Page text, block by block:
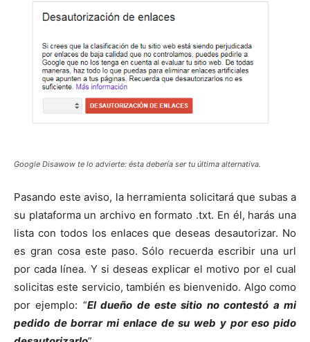
Google Disawow te lo advierte: ésta debería ser tu última alternativa.
Pasando este aviso, la herramienta solicitará que subas a
su plataforma un archivo en formato .txt. En él, harás una
lista con todos los enlaces que deseas desautorizar. No
es gran cosa este paso. Sólo recuerda escribir una url
por cada línea. Y si deseas explicar el motivo por el cual
solicitas este servicio, también es bienvenido. Algo como
por ejemplo: “El dueño de este sitio no contestó a mi
pedido de borrar mi enlace de su web y por eso pido